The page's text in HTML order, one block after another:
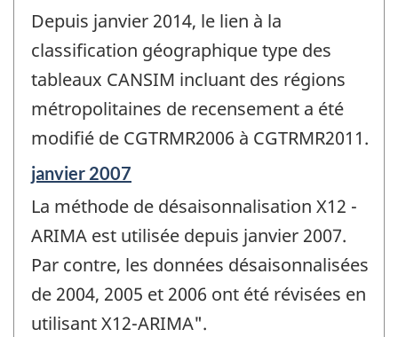
référence
de
-
Depuis janvier 2014, le lien à la
classification géographique type des
tableaux CANSIM incluant des régions
métropolitaines de recensement a été
modifié de CGTRMR2006 à CGTRMR2011.
Période
référence
de
-
janvier 2007
La méthode de désaisonnalisation X12 -
ARIMA est utilisée depuis janvier 2007.
Par contre, les données désaisonnalisées
de 2004, 2005 et 2006 ont été révisées en
utilisant X12-ARIMA".